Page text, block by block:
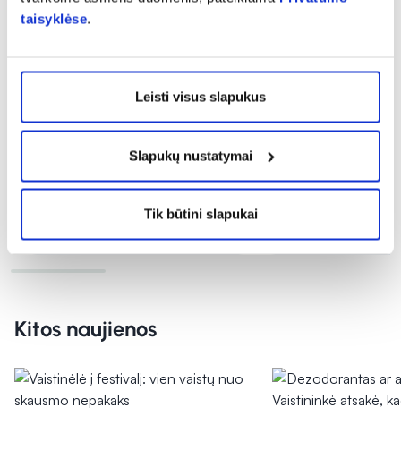
taisyklėse.
Leisti visus slapukus
Slapukų nustatymai
Tik būtini slapukai
-10%
prausiklis SENSIBIO
MICELLAR CLEANSING...
18,98 € 21,09 €
Į krepšelį
ACTIVE
5,30 € 5,89 €
Kitos naujienos